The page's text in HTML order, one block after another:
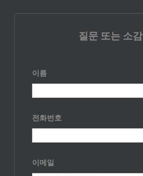
질문 또는 소감
이름
전화번호
이메일